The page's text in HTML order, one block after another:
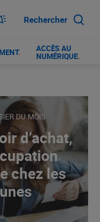
Rechercher
.
ACCÈS AU
NUMÉRIQUE.
DU MOIS
d’achat,
chez les